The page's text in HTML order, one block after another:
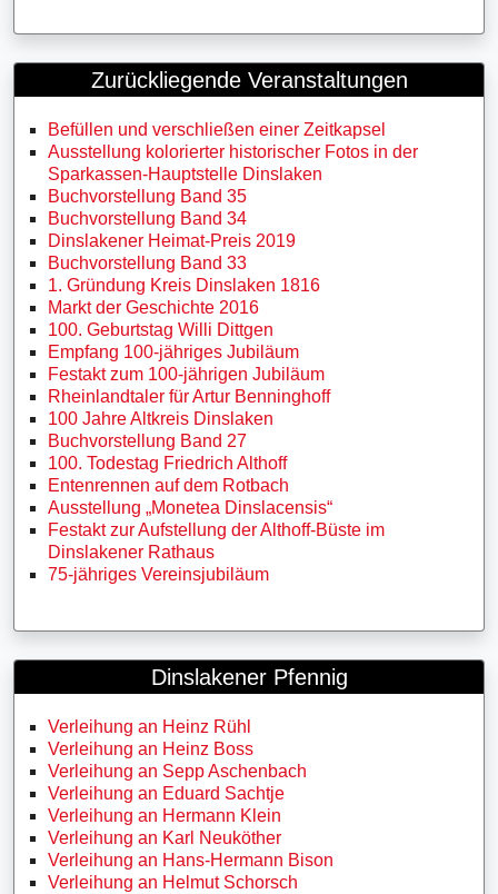
Zurückliegende Veranstaltungen
Befüllen und verschließen einer Zeitkapsel
Ausstellung kolorierter historischer Fotos in der
Sparkassen-Hauptstelle Dinslaken
Buchvorstellung Band 35
Buchvorstellung Band 34
Dinslakener Heimat-Preis 2019
Buchvorstellung Band 33
1. Gründung Kreis Dinslaken 1816
Markt der Geschichte 2016
100. Geburtstag Willi Dittgen
Empfang 100-jähriges Jubiläum
Festakt zum 100-jährigen Jubiläum
Rheinlandtaler für Artur Benninghoff
100 Jahre Altkreis Dinslaken
Buchvorstellung Band 27
100. Todestag Friedrich Althoff
Entenrennen auf dem Rotbach
Ausstellung „Monetea Dinslacensis“
Festakt zur Aufstellung der Althoff-Büste im
Dinslakener Rathaus
75-jähriges Vereinsjubiläum
Dinslakener Pfennig
Verleihung an Heinz Rühl
Verleihung an Heinz Boss
Verleihung an Sepp Aschenbach
Verleihung an Eduard Sachtje
Verleihung an Hermann Klein
Verleihung an Karl Neuköther
Verleihung an Hans-Hermann Bison
Verleihung an Helmut Schorsch